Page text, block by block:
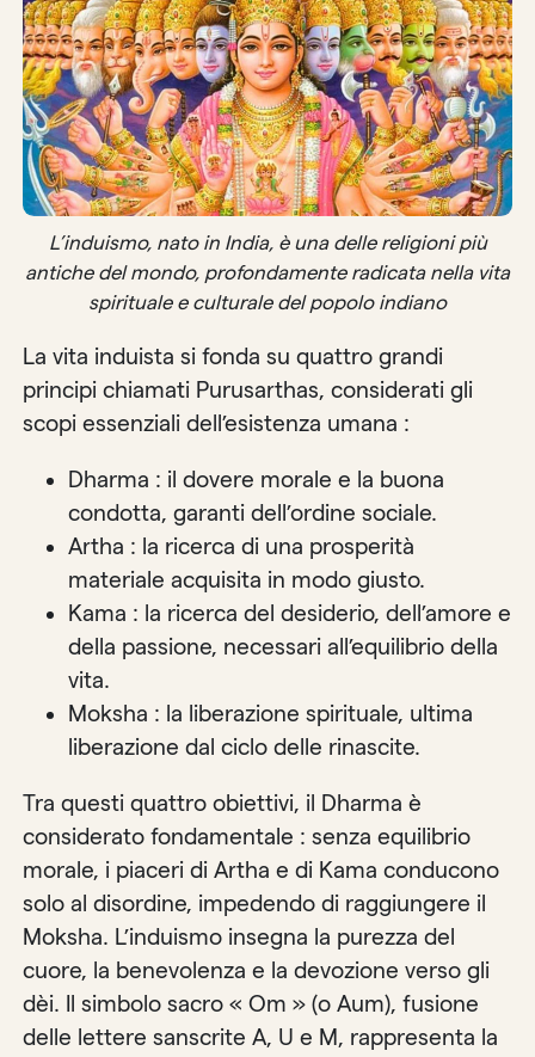
L’induismo, nato in India, è una delle religioni più
antiche del mondo, profondamente radicata nella vita
spirituale e culturale del popolo indiano
La vita induista si fonda su quattro grandi
principi chiamati Purusarthas, considerati gli
scopi essenziali dell’esistenza umana :
Dharma : il dovere morale e la buona
condotta, garanti dell’ordine sociale.
Artha : la ricerca di una prosperità
materiale acquisita in modo giusto.
Kama : la ricerca del desiderio, dell’amore e
della passione, necessari all’equilibrio della
vita.
Moksha : la liberazione spirituale, ultima
liberazione dal ciclo delle rinascite.
Tra questi quattro obiettivi, il Dharma è
considerato fondamentale : senza equilibrio
morale, i piaceri di Artha e di Kama conducono
solo al disordine, impedendo di raggiungere il
Moksha. L’induismo insegna la purezza del
cuore, la benevolenza e la devozione verso gli
dèi. Il simbolo sacro « Om » (o Aum), fusione
delle lettere sanscrite A, U e M, rappresenta la